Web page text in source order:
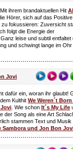
ihrem brandaktuellen Hit
Hörer, sich auf das
zu fokussieren: Zuversicht
folgt die Energie der
leise und subtil entfaltet
und schwingt lange im Ohr
Jovi
dafür ein, woran ihr glaubt!
Kulthit We Weren´t Born
. Wie schon It´s My Life
der Song als eine Art
stammen Text und Musik
Sambora und Jon Bon